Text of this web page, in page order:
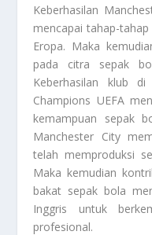
Keberhasilan
mencapai tahap-
Eropa. Maka
pada citra sepak
Keberhasilan klub
Champions UEFA
kemampuan sepak
Manchester City
telah memproduksi
Maka kemudian
bakat sepak bola
Inggris untuk
profesional.